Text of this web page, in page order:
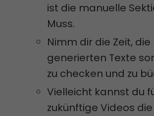
ist die manuelle
Muss.
Nimm dir die Zeit, die
generierten Texte
zu checken und zu
Vielleicht kannst du
zukünftige Videos die